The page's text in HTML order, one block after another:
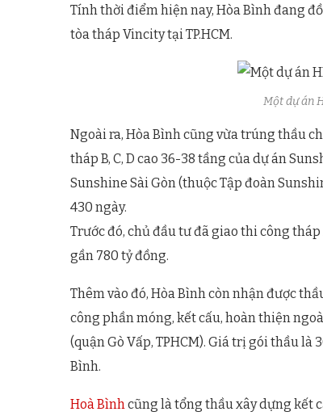
Tính thời điểm hiện nay, Hòa Bình đang
tòa tháp Vincity tại TP.HCM.
Một dự án
Ngoài ra, Hòa Bình cũng vừa trúng thầu
tháp B, C, D cao 36-38 tầng của dự án
Sunshine Sài Gòn (thuộc Tập đoàn
430 ngày.
Trước đó, chủ đầu tư đã giao thi công
gần 780 tỷ đồng.
Thêm vào đó, Hòa Bình còn nhận được
công phần móng, kết cấu, hoàn thiện
(quận Gò Vấp, TPHCM). Giá trị gói thầu
Bình.
Hoà Bìnhcũng là tổng thầu xây dựng kết